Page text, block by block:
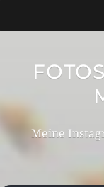
Meine